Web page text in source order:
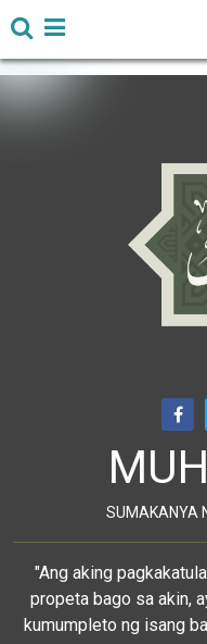
SUMAKANYA
"Ang aking
propeta bago sa akin,
kumumpleto ng isang